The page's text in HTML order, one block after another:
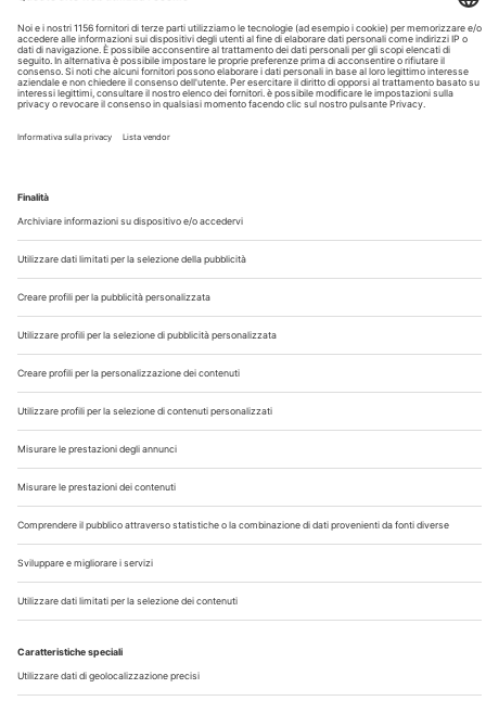
Chi Siamo
Contatti
Note Legali
Privacy